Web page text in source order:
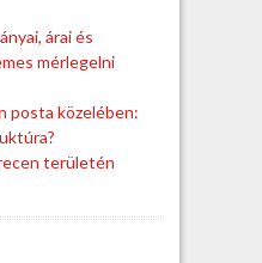
árai és
mérlegelni
posta közelében:
területén